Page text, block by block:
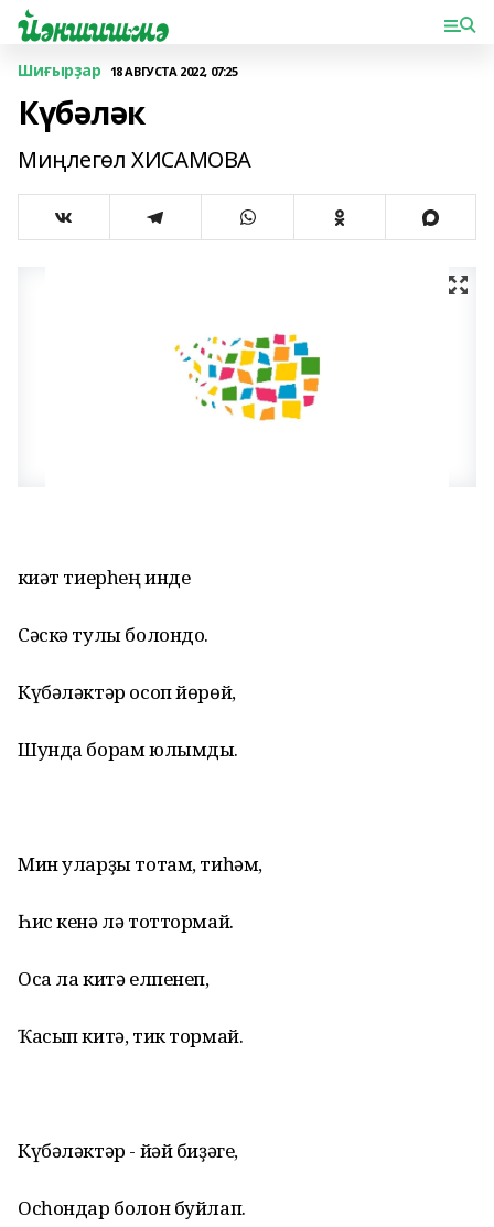
Шиғырҙар 18 АВГУСТА 2022, 07:25
Күбәләк
Миңлегөл ХИСАМОВА
Әкиәт тиерһең инде
Сәскә тулы болондо.
Күбәләктәр осоп йөрөй,
Шунда борам юлымды.
Мин уларҙы тотам, тиһәм,
Һис кенә лә тоттормай.
Оса ла китә елпенеп,
Ҡасып китә, тик тормай.
Күбәләктәр - йәй биҙәге,
Осһондар болон буйлап.